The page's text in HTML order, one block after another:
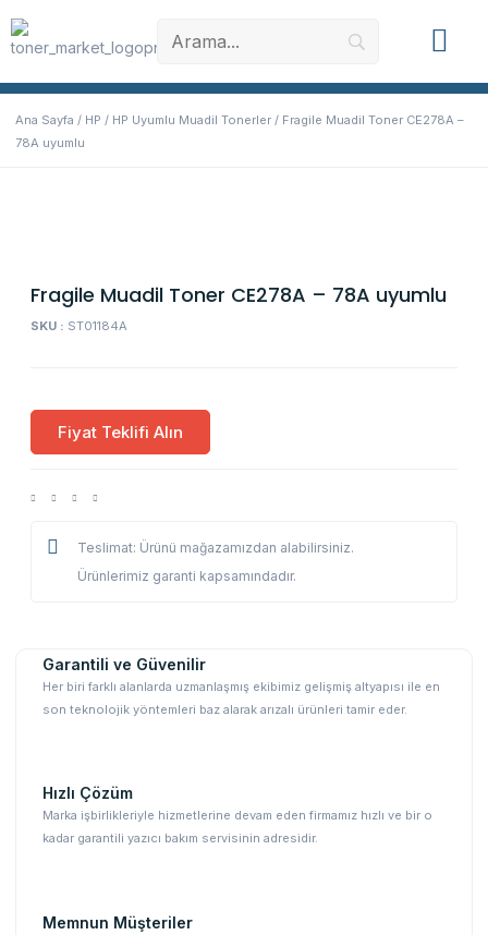
Ana Sayfa / HP / HP Uyumlu Muadil Tonerler / Fragile Muadil Toner CE278A –
78A uyumlu
Fragile Muadil Toner CE278A – 78A uyumlu
SKU : ST01184A
Fiyat Teklifi Alın
Teslimat: Ürünü mağazamızdan alabilirsiniz.
Ürünlerimiz garanti kapsamındadır.
Garantili ve Güvenilir
Her biri farklı alanlarda uzmanlaşmış ekibimiz gelişmiş altyapısı ile en
son teknolojik yöntemleri baz alarak arızalı ürünleri tamir eder.
Hızlı Çözüm
Marka işbirlikleriyle hizmetlerine devam eden firmamız hızlı ve bir o
kadar garantili yazıcı bakım servisinin adresidir.
Memnun Müşteriler